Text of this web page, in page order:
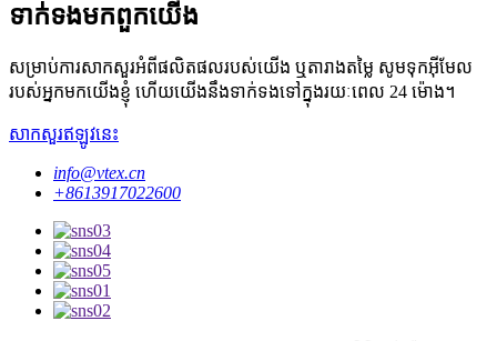
ទាក់ទង​មក​ពួក​យើង
សម្រាប់ការសាកសួរអំពីផលិតផលរបស់យើង ឬតារាងតម្លៃ សូមទុកអ៊ីមែល
របស់អ្នកមកយើងខ្ញុំ ហើយយើងនឹងទាក់ទងទៅក្នុងរយៈពេល 24 ម៉ោង។
សាកសួរឥឡូវនេះ
info@vtex.cn
+8613917022600